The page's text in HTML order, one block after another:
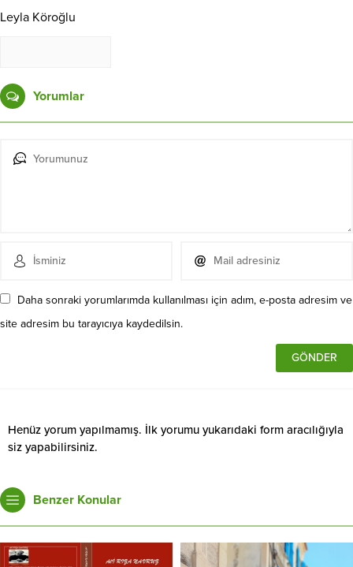
Leyla Köroğlu
Yorumlar
Daha sonraki yorumlarımda kullanılması için adım, e-posta adresim ve
site adresim bu tarayıcıya kaydedilsin.
Henüz yorum yapılmamış. İlk yorumu yukarıdaki form aracılığıyla
siz yapabilirsiniz.
Benzer Konular